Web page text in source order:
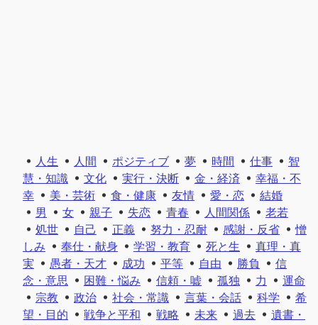
人生 人間 ポジティブ 夢 時間 仕事
智
慧・知識
文化 実行・決断 金・経済
幸福・不
幸
美・芸術 食・健康 友情 愛・恋
結婚
男
女 親子 失恋 青春 人間関係
老若
処世
自己 正義 努力・忍耐 感謝・反省
憎
しみ
奉仕・献身 学習・教育 死と生
真理・真
実
愚者・天才 成功 平等 自由 勝負
信
念・意思
困難・悩み 信頼・嘘 孤独 力
運命
宗教
政治 社会・常識 言葉・会話 科学
希
望・目的
戦争と平和 戦略 未来 過去
遺書・